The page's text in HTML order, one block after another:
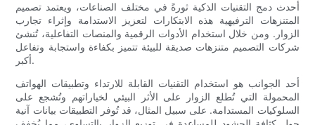
أحدث دمج التقنيات الذكية ثورةً في مختلف الصناعات، ويعتمد تصميم
المتنزهات الترفيهية هذه الابتكارات لتعزيز الاستدامة وإثراء تجارب
الزوار. ومن خلال استخدام الأدوات الرقمية والمنصات التفاعلية، تُنشئ
شركات التصميم متنزهات صديقة للبيئة تتميز بكفاءة واستجابة وتفاعل
أكبر.
أحد الجوانب هو استخدام التقنيات القابلة للارتداء وتطبيقات الهواتف
المحمولة التي تُطلع الزوار على الأثر البيئي لخياراتهم وتُشجع على
السلوكيات المستدامة. على سبيل المثال، قد تُوفر التطبيقات بيانات آنية